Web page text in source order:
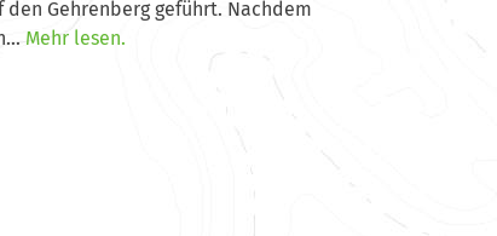
Gehrenberg geführt. Nachdem
Mehr lesen.